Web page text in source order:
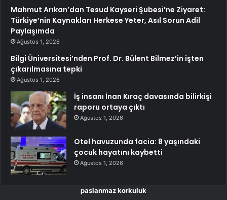
Mahmut Arıkan’dan Tesud Kayseri Şubesi’ne Ziyaret:
Türkiye’nin Kaynakları Herkese Yeter, Asıl Sorun Adil
Paylaşımda
Ağustos 1, 2026
Bilgi Üniversitesi’nden Prof. Dr. Bülent Bilmez’in işten
çıkarılmasına tepki
Ağustos 1, 2026
İş insanı İnan Kıraç davasında bilirkişi
raporu ortaya çıktı
Ağustos 1, 2026
Otel havuzunda facia: 8 yaşındaki
çocuk hayatını kaybetti
Ağustos 1, 2026
paslanmaz korkuluk